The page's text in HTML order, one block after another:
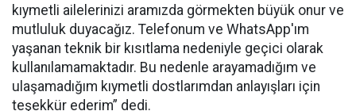
kıymetli ailelerinizi aramızda görmekten büyük onur ve
mutluluk duyacağız. Telefonum ve WhatsApp'ım
yaşanan teknik bir kısıtlama nedeniyle geçici olarak
kullanılamamaktadır. Bu nedenle arayamadığım ve
ulaşamadığım kıymetli dostlarımdan anlayışları için
teşekkür ederim” dedi.